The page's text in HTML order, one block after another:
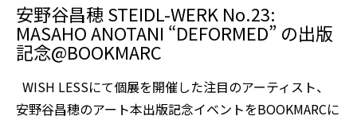
安野谷昌穂 STEIDL-WERK No.23:
MASAHO ANOTANI “DEFORMED” の出版
記念@BOOKMARC
WISH LESSにて個展を開催した注目のアーティスト、
安野⾕昌穂のアート本出版記念イベントをBOOKMARCに